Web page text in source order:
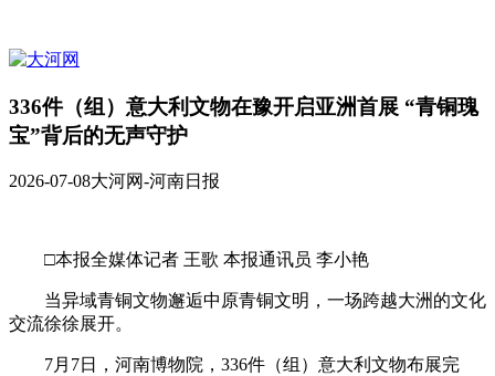
336件（组）意大利文物在豫开启亚洲首展 “青铜瑰
宝”背后的无声守护
2026-07-08大河网-河南日报
□本报全媒体记者 王歌 本报通讯员 李小艳
当异域青铜文物邂逅中原青铜文明，一场跨越大洲的文化
交流徐徐展开。
7月7日，河南博物院，336件（组）意大利文物布展完